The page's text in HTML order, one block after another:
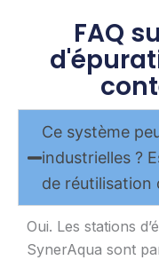
FAQ
Ce système
industrielles ?
de réutilisation
Oui. Les stations
SynerAqua sont